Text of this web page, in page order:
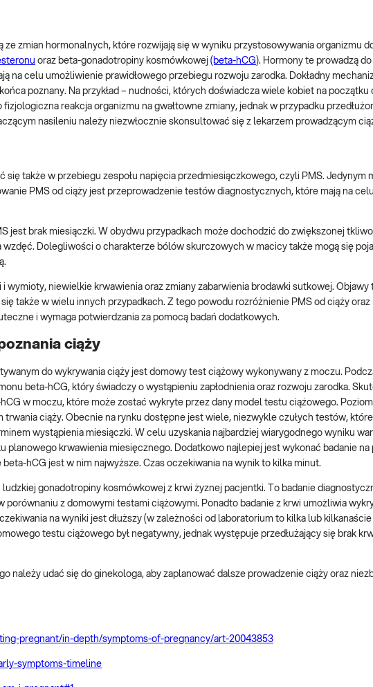
zmian hormonalnych, które rozwijają się w wyniku przystosowywania organizmu
oraz beta-gonadotropiny kosmówkowej (beta-hCG). Hormony te prowadzą
na celu umożliwienie prawidłowego przebiegu rozwoju zarodka. Dokładny
poznany. Na przykład – nudności, których doświadcza wiele kobiet na początku
reakcja organizmu na gwałtowne zmiany, jednak w przypadku
nasileniu należy niezwłocznie skonsultować się z lekarzem prowadzącym
także w przebiegu zespołu napięcia przedmiesiączkowego, czyli PMS. Jedynym
PMS od ciąży jest przeprowadzenie testów diagnostycznych, które mają na
jest brak miesiączki. W obydwu przypadkach może dochodzić do zwiększonej
Dolegliwości o charakterze bólów skurczowych w macicy także mogą się
wymioty, niewielkie krwawienia oraz zmiany zabarwienia brodawki sutkowej. Objawy
także w wielu innych przypadkach. Z tego powodu rozróżnienie PMS od ciąży oraz
i wymaga potwierdzania za pomocą badań dodatkowych.
ciąży
do wykrywania ciąży jest domowy test ciążowy wykonywany z moczu.
beta-hCG, który świadczy o wystąpieniu zapłodnienia oraz rozwoju zarodka.
w moczu, które może zostać wykryte przez dany model testu ciążowego.
trwania ciąży. Obecnie na rynku dostępne jest wiele, niezwykle czułych testów,
wystąpienia miesiączki. W celu uzyskania najbardziej wiarygodnego wyniku
planowego krwawienia miesięcznego. Dodatkowo najlepiej jest wykonać badanie na
hCG jest w nim najwyższe. Czas oczekiwania na wynik to kilka minut.
ludzkiej gonadotropiny kosmówkowej z krwi żyznej pacjentki. To badanie
porównaniu z domowymi testami ciążowymi. Ponadto badanie z krwi umożliwia
na wyniki jest dłuższy (w zależności od laboratorium to kilka lub
testu ciążowego był negatywny, jednak występuje przedłużający się brak
należy udać się do ginekologa, aby zaplanować dalsze prowadzenie ciąży oraz
pregnant/in-depth/symptoms-of-pregnancy/art-20043853
symptoms-timeline